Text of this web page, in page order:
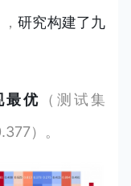
，研究构建了九
最优 （测试集
）。